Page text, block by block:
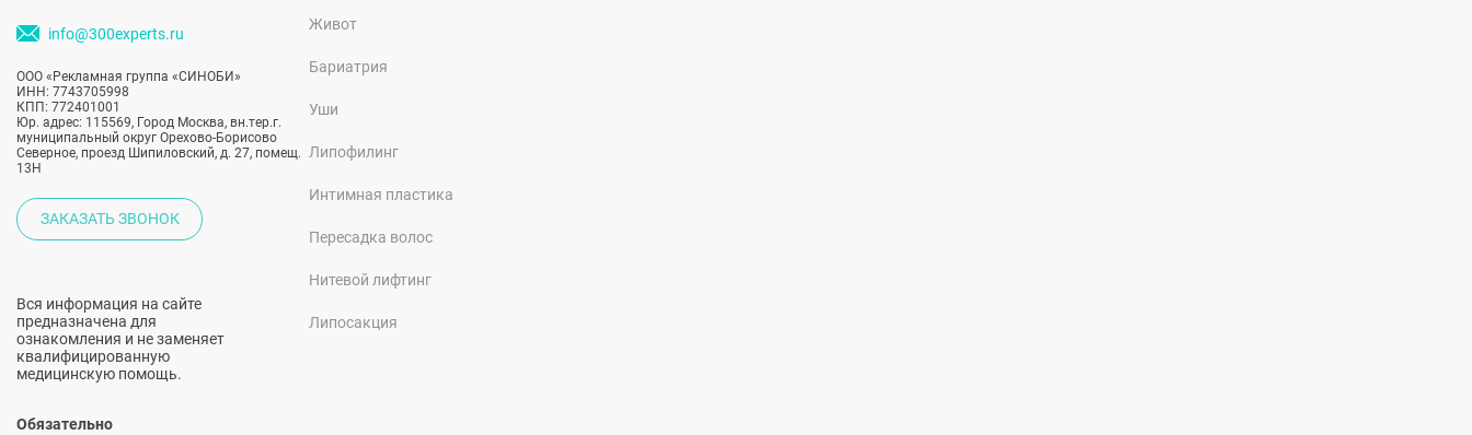
info@300experts.ru
ООО «Рекламная группа «СИНОБИ»
ИНН: 7743705998
КПП: 772401001
Юр. адрес: 115569, Город Москва, вн.тер.г.
муниципальный округ Орехово-Борисово
Северное, проезд Шипиловский, д. 27, помещ.
13Н
ЗАКАЗАТЬ ЗВОНОК
Вся информация на сайте
предназначена для
ознакомления и не заменяет
квалифицированную
медицинскую помощь.
Обязательно
Живот
Бариатрия
Уши
Липофилинг
Интимная пластика
Пересадка волос
Нитевой лифтинг
Липосакция